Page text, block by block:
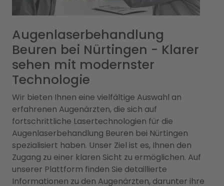
Augenlaserbehandlung
Beuren bei Nürtingen - Klarer
sehen mit modernster
Technologie
Wir bieten Ihnen eine vielfältige Auswahl an
erfahrenen Augenärzten, die sich auf
fortschrittliche Lasertechnologien für die
Augenlaserbehandlung Beuren bei Nürtingen
spezialisiert haben. Unser Ziel ist es, Ihnen den
Zugang zu einer klaren Sicht zu ermöglichen. Auf
unserer Plattform finden Sie detaillierte
Informationen zu den Augenärzten, darunter ihre